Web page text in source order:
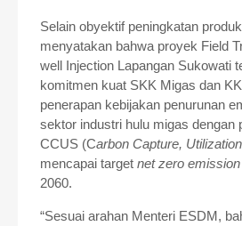
Selain obyektif peningkatan
menyatakan bahwa proyek Field
well Injection Lapangan Sukowati
komitmen kuat SKK Migas dan
penerapan kebijakan penurunan
sektor industri hulu migas dengan
CCUS (Carbon Capture,
mencapai target net zero emission
2060.
“Sesuai arahan Menteri ESDM,